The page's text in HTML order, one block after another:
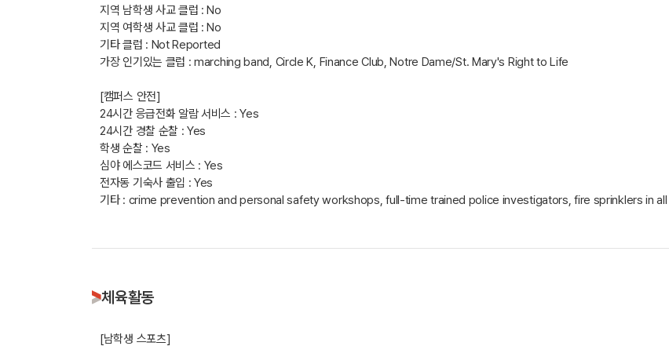
지역 남학생 사교 클럽 : No
지역 여학생 사교 클럽 : No
기타 클럽 : Not Reported
가장 인기있는 클럽 : marching band, Circle K, Finance Club, Notre Dame/St. Mary's Right to Life
[캠퍼스 안전]
24시간 응급전화 알람 서비스 : Yes
24시간 경찰 순찰 : Yes
학생 순찰 : Yes
심야 에스코드 서비스 : Yes
전자동 기숙사 출입 : Yes
기타 : crime prevention and personal safety workshops, full-time trained police investigators, fire sprinklers in
체육활동
[남학생 스포츠]